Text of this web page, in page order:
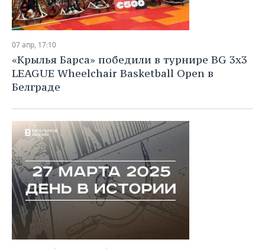
07 апр, 17:10
«Крылья Барса» победили в турнире BG 3x3
LEAGUE Wheelchair Basketball Open в
Белграде